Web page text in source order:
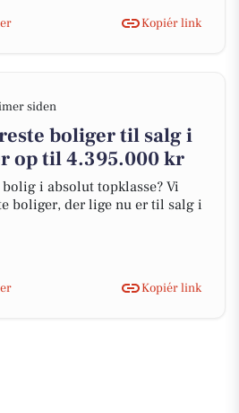
Kopiér link
siden
boliger til salg i
op til 4.395.000 kr
i absolut topklasse? Vi
boliger, der lige nu er til salg i
Kopiér link